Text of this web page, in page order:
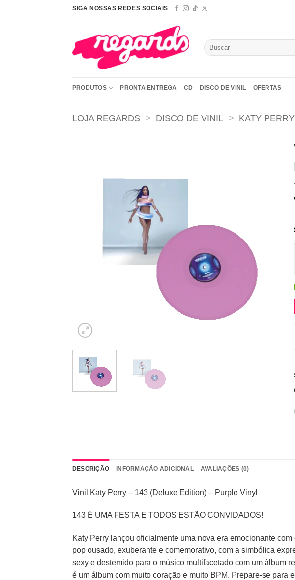
SIGA NOSSAS REDES SOCIAIS
Pesquisar
por:
PRODUTOS PRONTA ENTREGA CD DISCO DE VINIL OFERTAS
LOJA REGARDS > DISCO DE VINIL > KATY PERRY
DESCRIÇÃO INFORMAÇÃO ADICIONAL AVALIAÇÕES (0)
Vinil Katy Perry – 143 (Deluxe Edition) – Purple Vinyl
143 É UMA FESTA E TODOS ESTÃO CONVIDADOS!
Katy Perry lançou oficialmente uma nova era emocionante
pop ousado, exuberante e comemorativo, com a simbólica
sexy e destemido para o músico multifacetado com um álbum
é um álbum com muito coração e muito BPM. Prepare-se para